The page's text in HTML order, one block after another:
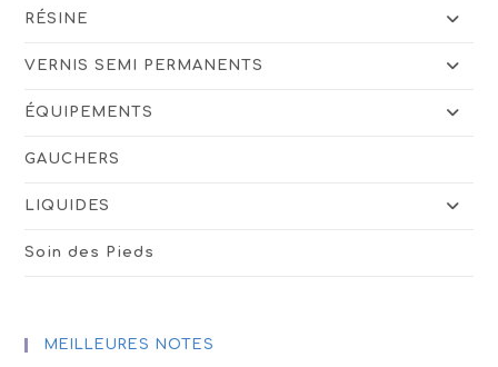
RÉSINE
VERNIS SEMI PERMANENTS
ÉQUIPEMENTS
GAUCHERS
LIQUIDES
Soin des Pieds
MEILLEURES NOTES